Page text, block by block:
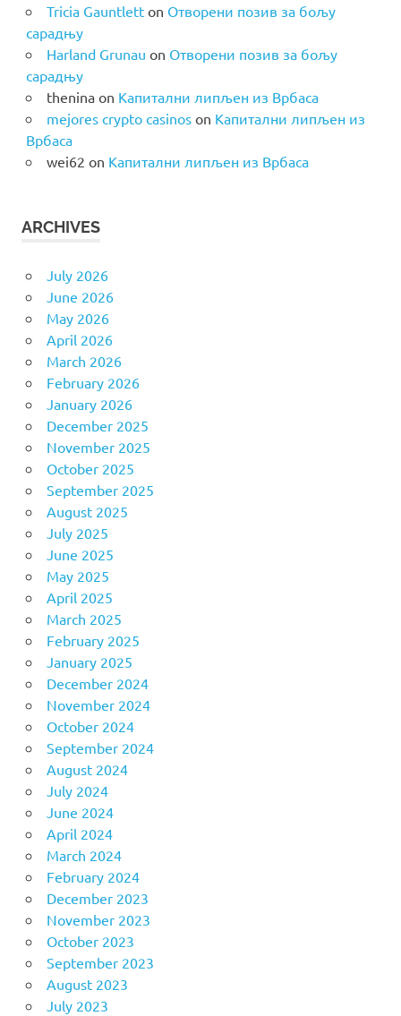
Tricia Gauntletton Отворени позив за бољу
сарадњу
Harland Grunau on Отворени позив за бољу
сарадњу
theninaon Капитални липљен из Врбаса
mejores crypto casinoson Капитални липљен из
Врбаса
wei62 on Капитални липљен из Врбаса
ARCHIVES
July 2026
June 2026
May 2026
April 2026
March 2026
February 2026
January 2026
December 2025
November 2025
October 2025
September 2025
August 2025
July 2025
June 2025
May 2025
April 2025
March 2025
February 2025
January 2025
December 2024
November 2024
October 2024
September 2024
August 2024
July 2024
June 2024
April 2024
March 2024
February 2024
December 2023
November 2023
October 2023
September 2023
August 2023
July 2023